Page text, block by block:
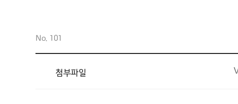
No. 101
첨부파일